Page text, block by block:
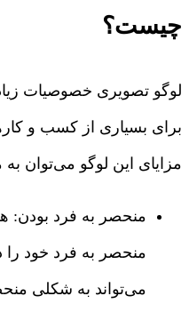
چیست؟
لوگو تصویری خصوصیات
برای بسیاری از کسب و
مزایای این لوگو می‌توان
منحصر به فرد بودن:
منحصر به فرد خود را
می‌تواند به شکلی